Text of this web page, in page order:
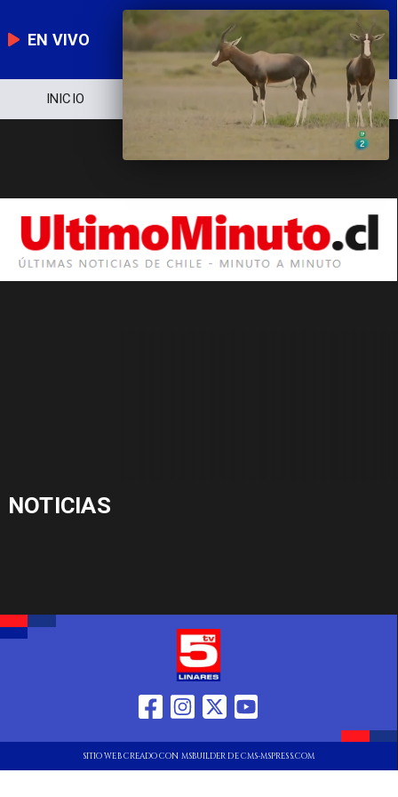
EN VIVO
INICIO POLÍTICA
NOTICIAS
SITIO WEB CREADO CON MSBUILDER DE CMS-MSPRESS.COM